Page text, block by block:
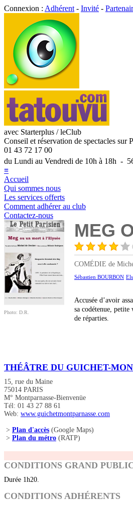
Connexion : Adhérent - Invité -
avec Starterplus / leClub
Conseil et réservation de spectacles sur
01 43 72 17 00
du Lundi au Vendredi de 10h à 18h -
≡
Accueil
Qui sommes nous
Les services offerts
Comment adhérer au club
Contactez-nous
Photo: D.R.
MEG
COMÉDIE de
Sébastien BOURBON
Accusée d’avoir
sa codétenue,
de réparties.
THÉÂTRE DU GUICHET-
15, rue du Maine
75014 PARIS
M° Montparnasse-Bienvenüe
Tél: 01 43 27 88 61
Web: www.guichetmontparnasse.com
> Plan d'accès (Google Maps)
> Plan du métro (RATP)
CONDITIONS GRAND
Durée 1h20.
CONDITIONS ADHÉRENTS